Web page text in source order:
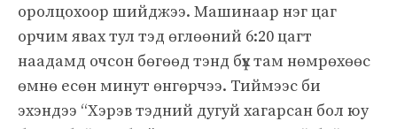
оролцохоор шийджээ. Машинаар нэг цаг
орчим явах тул тэд өглөөний 6:20 цагт
наадамд очсон бөгөөд тэнд бүх там нөмрөхөөс
өмнө есөн минут өнгөрчээ. Тиймээс би
эхэндээ “Хэрэв тэдний дугуй хагарсан бол юу